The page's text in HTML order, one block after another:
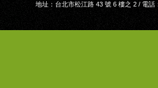
地址：台北市松江路 43 號 6 樓之 2 / 電